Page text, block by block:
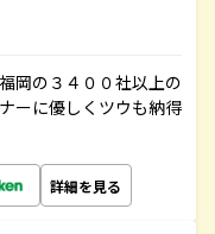
岡の３４００社以上の
ーに優しくツウも納得
詳細を見る